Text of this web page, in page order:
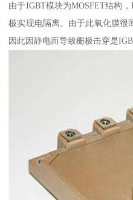
由于IGBT模块为MOSFET结构
极实现电隔离。由于此氧化膜很
因此因静电而导致栅极击穿是